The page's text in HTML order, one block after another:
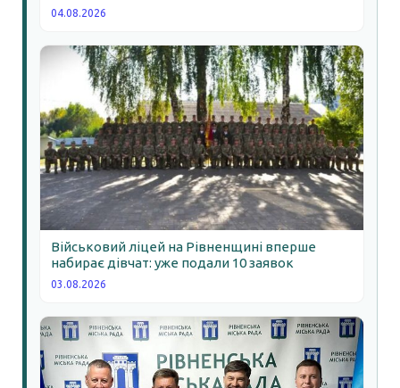
04.08.2026
Військовий ліцей на Рівненщині вперше
набирає дівчат: уже подали 10 заявок
03.08.2026